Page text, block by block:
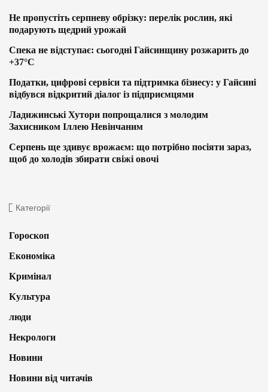
Не пропустіть серпневу обрізку: перелік рослин, які
подарують щедрий урожай
Спека не відступає: сьогодні Гайсинщину розжарить до
+37°C
Податки, цифрові сервіси та підтримка бізнесу: у Гайсині
відбувся відкритий діалог із підприємцями
Ладижинські Хутори попрощалися з молодим
Захисником Іллею Невінчаним
Серпень ще здивує врожаєм: що потрібно посіяти зараз,
щоб до холодів збирати свіжі овочі
Категорії
Гороскоп
Економіка
Кримінал
Культура
люди
Некрологи
Новини
Новини від читачів